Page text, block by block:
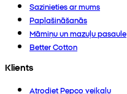
Sazinieties ar mums
Paplašināšanās
Māmiņu un mazuļu pasaule
Better Cotton
Klients
Atrodiet Pepco veikalu